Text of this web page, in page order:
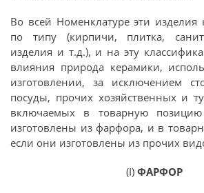
Во всей Номенклатуре эти изделия
по типу (кирпичи, плитка,
изделия и т.д.), и на эту
влияния природа керамики,
изготовлении, за исключением
посуды, прочих хозяйственных и
включаемых в товарную позицию
изготовлены из фарфора, и в
если они изготовлены из прочих
(I) ФАРФОР